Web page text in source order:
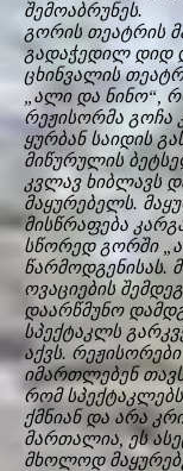
შემოაბრუნეს.
გორის თეატრის
გადაჭედილ დიდ
ცხინვალის
„ალი და ნინო“,
რეჟისორმა გოჩა
ყურბან საიდის
მიწურულის
კვლავ ხიბლავს
მაყურებელს.
მისწრაფება
სწორედ გორში
წარმოდგენისას.
ოვაციების
დაარწმუნო
სპექტაკლს
აქვს.
იმართლებენ
რომ
ქმნიან და არა
მართალია, ეს
მხოლოდ